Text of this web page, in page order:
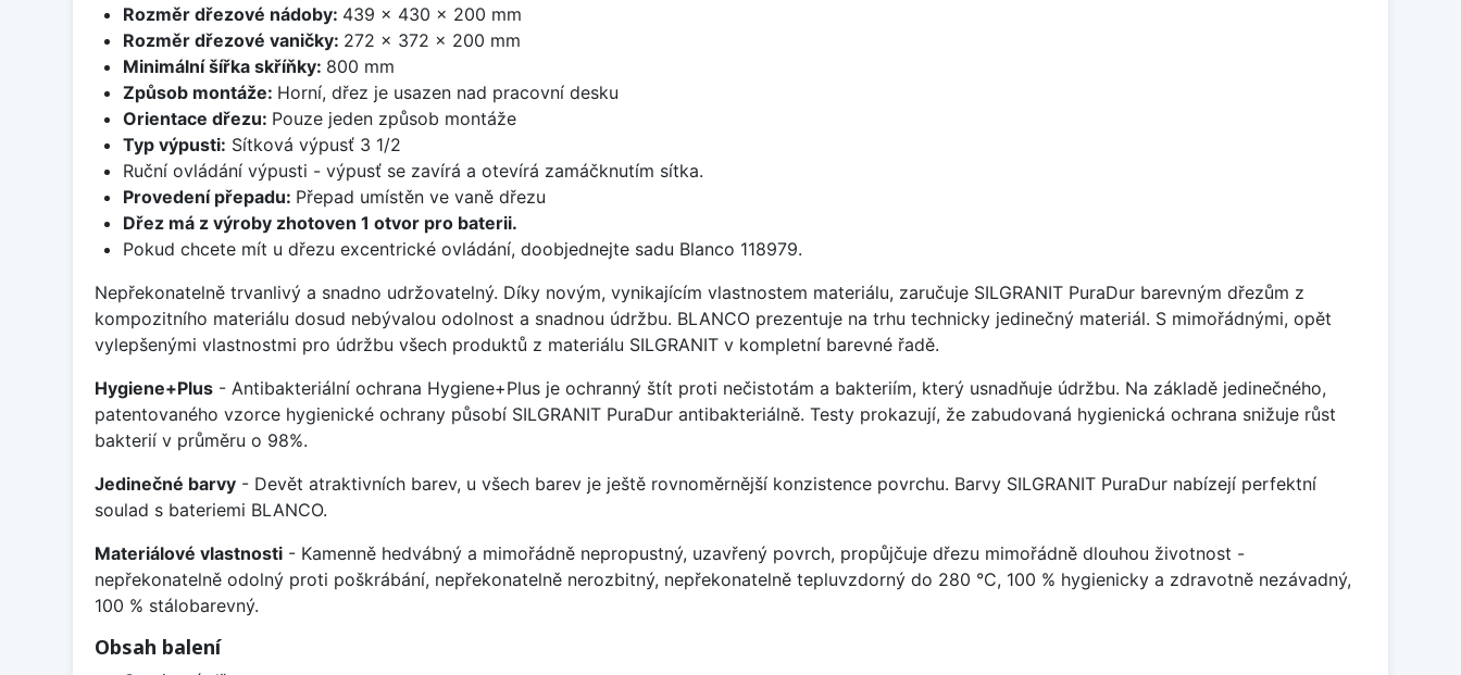
Rozměr dřezové nádoby: 439 x 430 x 200 mm
Rozměr dřezové vaničky: 272 x 372 x 200 mm
Minimální šířka skříňky: 800 mm
Způsob montáže: Horní, dřez je usazen nad pracovní desku
Orientace dřezu: Pouze jeden způsob montáže
Typ výpusti: Sítková výpusť 3 1/2
Ruční ovládání výpusti - výpusť se zavírá a otevírá zamáčknutím sítka.
Provedení přepadu: Přepad umístěn ve vaně dřezu
Dřez má z výroby zhotoven 1 otvor pro baterii.
Pokud chcete mít u dřezu excentrické ovládání, doobjednejte sadu Blanco 118979.
Nepřekonatelně trvanlivý a snadno udržovatelný. Díky novým, vynikajícím vlastnostem materiálu, zaručuje SILGRANIT PuraDur barevným dřezům z
kompozitního materiálu dosud nebývalou odolnost a snadnou údržbu. BLANCO prezentuje na trhu technicky jedinečný materiál. S mimořádnými, opět
vylepšenými vlastnostmi pro údržbu všech produktů z materiálu SILGRANIT v kompletní barevné řadě.
Hygiene+Plus - Antibakteriální ochrana Hygiene+Plus je ochranný štít proti nečistotám a bakteriím, který usnadňuje údržbu. Na základě jedinečného,
patentovaného vzorce hygienické ochrany působí SILGRANIT PuraDur antibakteriálně. Testy prokazují, že zabudovaná hygienická ochrana snižuje růst
bakterií v průměru o 98%.
Jedinečné barvy - Devět atraktivních barev, u všech barev je ještě rovnoměrnější konzistence povrchu. Barvy SILGRANIT PuraDur nabízejí perfektní
soulad s bateriemi BLANCO.
Materiálové vlastnosti - Kamenně hedvábný a mimořádně nepropustný, uzavřený povrch, propůjčuje dřezu mimořádně dlouhou životnost -
nepřekonatelně odolný proti poškrábání, nepřekonatelně nerozbitný, nepřekonatelně tepluvzdorný do 280 °C, 100 % hygienicky a zdravotně nezávadný,
100 % stálobarevný.
Obsah balení